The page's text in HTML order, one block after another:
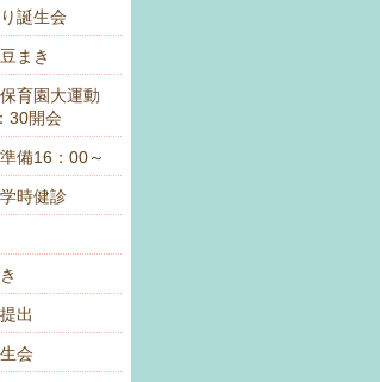
誕生会
まき
育園大運動
開会
備16：00～
時健診
出
会